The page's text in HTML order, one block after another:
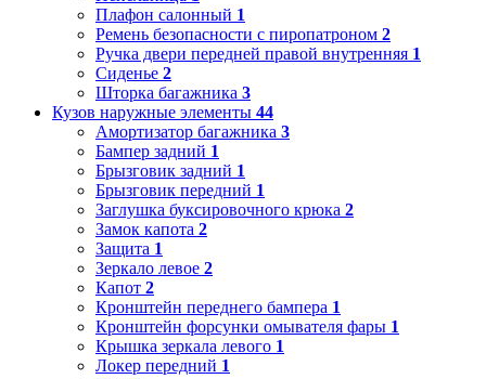
Плафон салонный 1
Ремень безопасности с пиропатроном 2
Ручка двери передней правой внутренняя 1
Сиденье 2
Шторка багажника 3
Кузов наружные элементы 44
Амортизатор багажника 3
Бампер задний 1
Брызговик задний 1
Брызговик передний 1
Заглушка буксировочного крюка 2
Замок капота 2
Защита 1
Зеркало левое 2
Капот 2
Кронштейн переднего бампера 1
Кронштейн форсунки омывателя фары 1
Крышка зеркала левого 1
Локер передний 1